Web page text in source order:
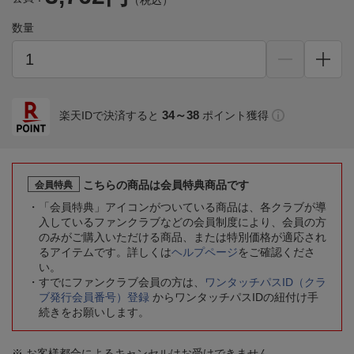
数量
楽天IDで決済すると 34～38 ポイント獲得
会員特典
こちらの商品は会員特典商品です
「会員特典」アイコンがついている商品は、各クラブが導
入しているファンクラブなどの会員制度により、会員の方
のみがご購入いただける商品、または特別価格が適応され
るアイテムです。詳しくはヘルプページをご確認くださ
い。
すでにファンクラブ会員の方は、
ワンタッチパスID（クラ
ブ発行会員番号）登録 からワンタッチパスIDの紐付け手
続きをお願いします。